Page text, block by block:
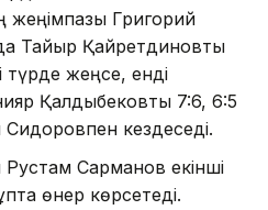
жеңімпазы Григорий
Тайыр Қайретдиновты
түрде жеңсе, енді
Қалдыбековты 7:6, 6:5
кездеседі.
Сарманов екінші
өнер көрсетеді.